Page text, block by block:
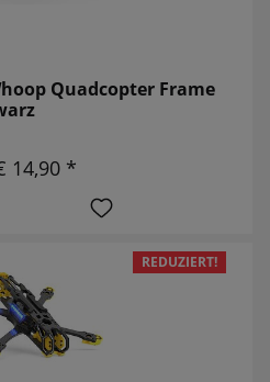
Quadcopter Frame
14,90 *
REDUZIERT!